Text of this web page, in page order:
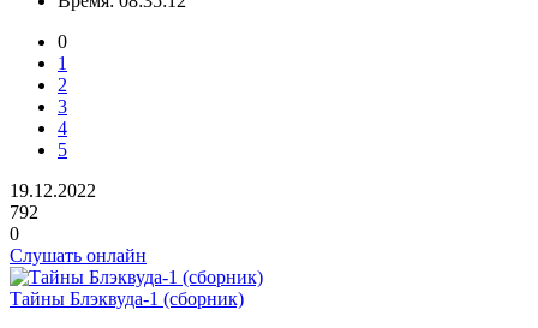
0
1
2
3
4
5
19.12.2022
792
0
Слушать онлайн
Тайны Блэквуда-1 (сборник)